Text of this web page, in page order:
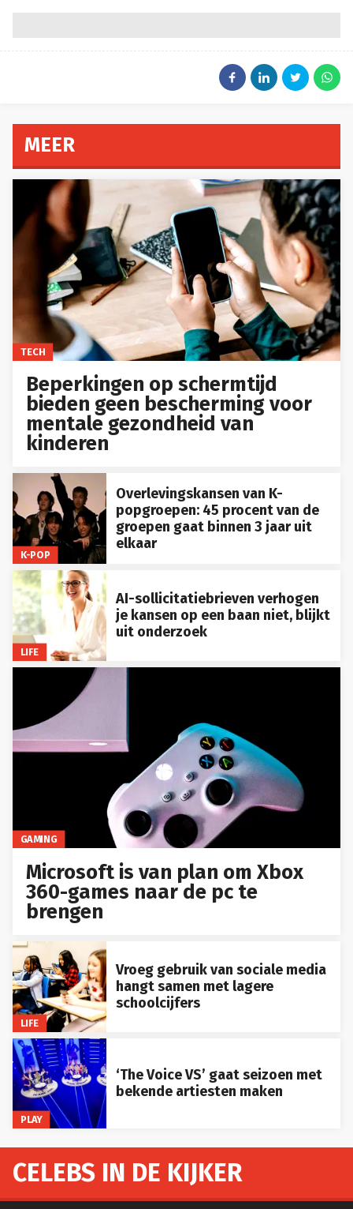
MEER
TECH
Beperkingen op schermtijd
bieden geen bescherming voor
mentale gezondheid van
kinderen
K-POP
Overlevingskansen van K-
popgroepen: 45 procent van de
groepen gaat binnen 3 jaar uit
elkaar
LIFE
AI-sollicitatiebrieven verhogen
je kansen op een baan niet, blijkt
uit onderzoek
GAMING
Microsoft is van plan om Xbox
360-games naar de pc te
brengen
LIFE
Vroeg gebruik van sociale media
hangt samen met lagere
schoolcijfers
PLAY
‘The Voice VS’ gaat seizoen met
bekende artiesten maken
CELEBS IN DE KIJKER